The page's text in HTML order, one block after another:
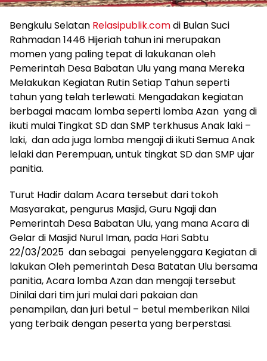
Bengkulu Selatan Relasipublik.comdi Bulan Suci
Rahmadan 1446 Hijeriah tahun ini merupakan
momen yang paling tepat di lakukanan oleh
Pemerintah Desa Babatan Ulu yang mana Mereka
Melakukan Kegiatan Rutin Setiap Tahun seperti
tahun yang telah terlewati. Mengadakan kegiatan
berbagai macam lomba seperti lomba Azan yang di
ikuti mulai Tingkat SD dan SMP terkhusus Anak laki –
laki, dan ada juga lomba mengaji di ikuti Semua Anak
lelaki dan Perempuan, untuk tingkat SD dan SMP ujar
panitia.
Turut Hadir dalam Acara tersebut dari tokoh
Masyarakat, pengurus Masjid, Guru Ngaji dan
Pemerintah Desa Babatan Ulu, yang mana Acara di
Gelar di Masjid Nurul Iman, pada Hari Sabtu
22/03/2025 dan sebagai penyelenggara Kegiatan di
lakukan Oleh pemerintah Desa Batatan Ulu bersama
panitia, Acara lomba Azan dan mengaji tersebut
Dinilai dari tim juri mulai dari pakaian dan
penampilan, dan juri betul – betul memberikan Nilai
yang terbaik dengan peserta yang berperstasi.